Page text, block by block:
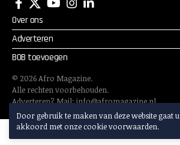
Door gebruik te maken van deze website gaat u
akkoord met onze cookie voorwaarden.
Over ons
Adverteren
BOB toevoegen
© 2026Afro Magazine.
Alle rechten voorbehouden.
Adverteren? Mail:info@afromagazine.nl